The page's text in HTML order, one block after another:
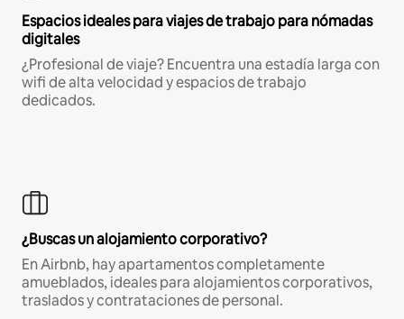
Espacios ideales para viajes de trabajo para nómadas
digitales
¿Profesional de viaje? Encuentra una estadía larga con
wifi de alta velocidad y espacios de trabajo
dedicados.
¿Buscas un alojamiento corporativo?
En Airbnb, hay apartamentos completamente
amueblados, ideales para alojamientos corporativos,
traslados y contrataciones de personal.